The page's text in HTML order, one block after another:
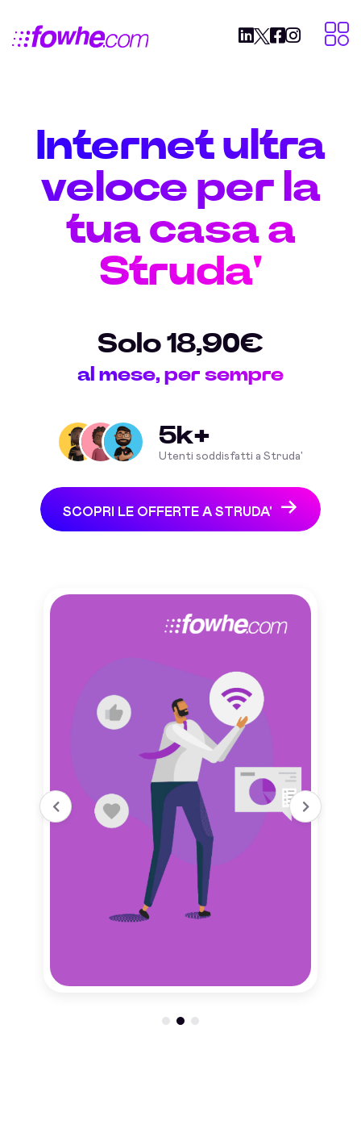
Internet ultra
veloce per la
tua casa a
Struda'
Solo 18,90€
al mese, per sempre
5k+
Utenti soddisfatti a Struda'
SCOPRI LE OFFERTE A STRUDA'